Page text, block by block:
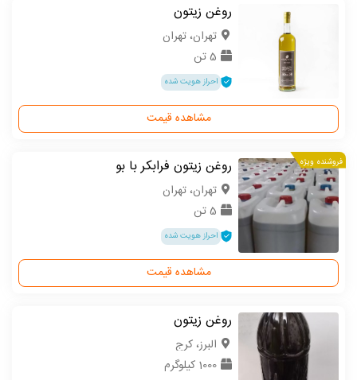
روغن زیتون
تهران، تهران
5 تن
احراز هویت شده
مشاهده قیمت
فروشنده ویژه روغن زیتون فرابکر با بو
تهران، تهران
5 تن
احراز هویت شده
مشاهده قیمت
روغن زیتون
البرز، کرج
1000 کیلوگرم